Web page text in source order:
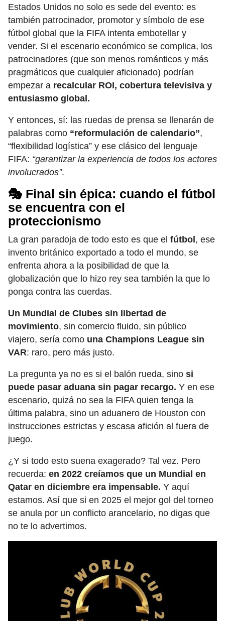
Estados Unidos no solo es sede del evento: es
también patrocinador, promotor y símbolo de ese
fútbol global que la FIFA intenta embotellar y
vender. Si el escenario económico se complica, los
patrocinadores (que son menos románticos y más
pragmáticos que cualquier aficionado) podrían
empezar a recalcular ROI, cobertura televisiva y
entusiasmo global.
Y entonces, sí: las ruedas de prensa se llenarán de
palabras como “reformulación de calendario”,
“flexibilidad logística” y ese clásico del lenguaje
FIFA: “garantizar la experiencia de todos los actores
involucrados”.
🎭 Final sin épica: cuando el fútbol
se encuentra con el
proteccionismo
La gran paradoja de todo esto es que el fútbol , ese
invento británico exportado a todo el mundo, se
enfrenta ahora a la posibilidad de que la
globalización que lo hizo rey sea también la que lo
ponga contra las cuerdas.
Un Mundial de Clubes sin libertad de
movimiento, sin comercio fluido, sin público
viajero, sería como una Champions League sin
VAR: raro, pero más justo.
La pregunta ya no es si el balón rueda, sino si
puede pasar aduana sin pagar recargo. Y en ese
escenario, quizá no sea la FIFA quien tenga la
última palabra, sino un aduanero de Houston con
instrucciones estrictas y escasa afición al fuera de
juego.
¿Y si todo esto suena exagerado? Tal vez. Pero
recuerda: en 2022 creíamos que un Mundial en
Qatar en diciembre era impensable. Y aquí
estamos. Así que si en 2025 el mejor gol del torneo
se anula por un conflicto arancelario, no digas que
no te lo advertimos.